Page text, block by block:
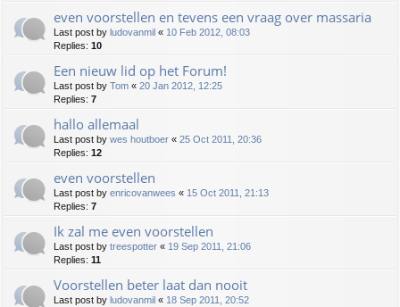
even voorstellen en tevens een vraag over massaria
Last post by ludovanmil « 10 Feb 2012, 08:03
Replies: 10
Een nieuw lid op het Forum!
Last post by Tom « 20 Jan 2012, 12:25
Replies: 7
hallo allemaal
Last post by wes houtboer « 25 Oct 2011, 20:36
Replies: 12
even voorstellen
Last post by enricovanwees « 15 Oct 2011, 21:13
Replies: 7
Ik zal me even voorstellen
Last post by treespotter « 19 Sep 2011, 21:06
Replies: 11
Voorstellen beter laat dan nooit
Last post by ludovanmil « 18 Sep 2011, 20:52